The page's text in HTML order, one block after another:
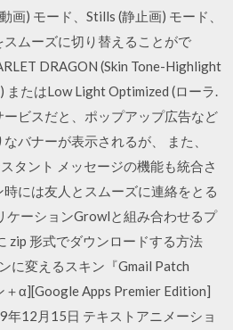
画) モード、Stills (静止画) モード、
スムーズに切り替えることがで
DRAGON (Skin Tone-Highlight
またはLow Light Optimized (ローラ.
ビスだと、ポップアップ広告など
バナーが表示されるが、 また、
タント メッセージの機能も統合さ
には友人とスムーズに連絡をとる
ケーションGrowlと組み合わせるプ
zip 形式でダウンロードする方法
に変えるスキン『Gmail Patch
α][Google Apps Premier Edition]
年12月15日 テキストアニメーショ